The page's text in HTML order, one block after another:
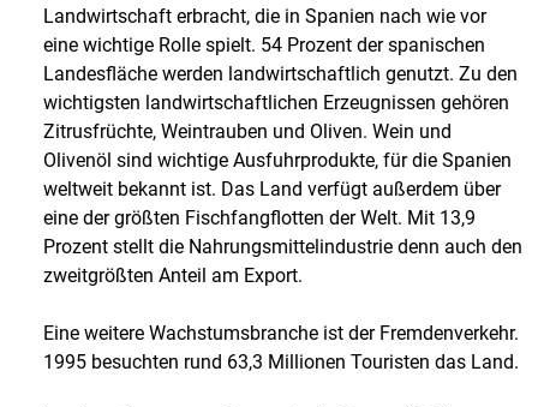
Landwirtschaft erbracht, die in Spanien nach wie vor
eine wichtige Rolle spielt. 54 Prozent der spanischen
Landesfläche werden landwirtschaftlich genutzt. Zu den
wichtigsten landwirtschaftlichen Erzeugnissen gehören
Zitrusfrüchte, Weintrauben und Oliven. Wein und
Olivenöl sind wichtige Ausfuhrprodukte, für die Spanien
weltweit bekannt ist. Das Land verfügt außerdem über
eine der größten Fischfangflotten der Welt. Mit 13,9
Prozent stellt die Nahrungsmittelindustrie denn auch den
zweitgrößten Anteil am Export.
Eine weitere Wachstumsbranche ist der Fremdenverkehr.
1995 besuchten rund 63,3 Millionen Touristen das Land.